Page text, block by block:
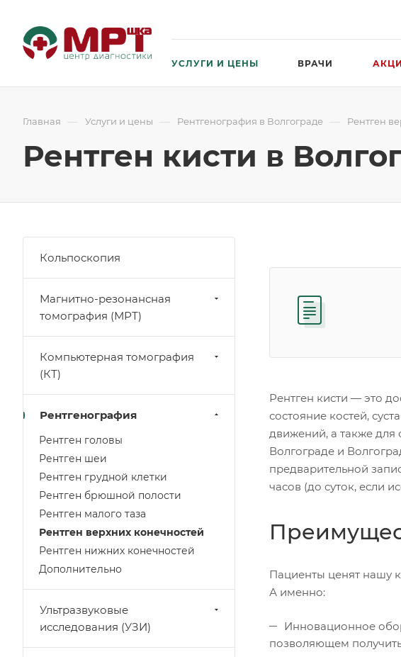
УСЛУГИ И ЦЕНЫ ВРАЧИ
Главная — Услуги и цены — Рентгенография в Волгограде — Рентген
Рентген кисти в
Рентген кисти — это
состояние костей,
движений, а также для
Волгограде и
предварительной
часов (до суток, если
Пациенты ценят нашу
А именно:
Инновационное
позволяющем
Кольпоскопия
Магнитно-резонансная
томография (МРТ)
Компьютерная томография
(КТ)
Рентгенография
Рентген головы
Рентген шеи
Рентген грудной клетки
Рентген брюшной полости
Рентген малого таза
Рентген верхних конечностей
Рентген нижних конечностей
Дополнительно
Ультразвуковые
исследования (УЗИ)